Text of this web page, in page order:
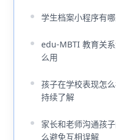
学生档案小程序有
edu-MBTI 教育关
么用
孩子在学校表现怎
持续了解
家长和老师沟通孩
么避免互相误解